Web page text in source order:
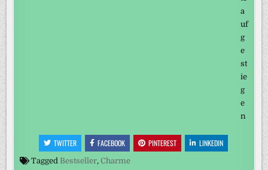
TWITTER FACEBOOK PINTEREST LINKEDIN
Tagged Bestseller,Charme